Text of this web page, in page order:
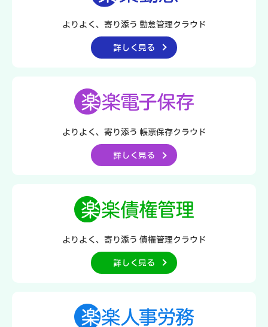
よりよく、寄り添う 勤怠管理クラウド
詳しく見る
よりよく、寄り添う 帳票保存クラウド
詳しく見る
よりよく、寄り添う 債権管理クラウド
詳しく見る